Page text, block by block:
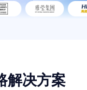
解决方案